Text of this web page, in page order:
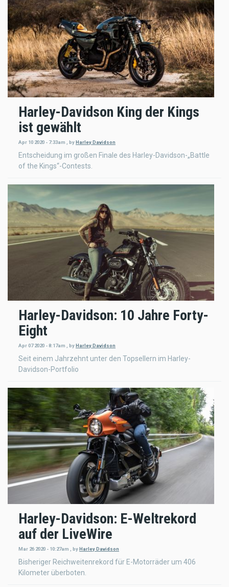
Harley-Davidson King der Kings
ist gewählt
Apr 10 2020 - 7:33am , byHarley Davidson
Entscheidung im großen Finale des Harley-Davidson-„Battle
of the Kings“-Contests.
Harley-Davidson: 10 Jahre Forty-
Eight
Apr 07 2020 - 8:17am , byHarley Davidson
Seit einem Jahrzehnt unter den Topsellern im Harley-
Davidson-Portfolio
Harley-Davidson: E-Weltrekord
auf der LiveWire
Mar 26 2020 - 10:27am , by Harley Davidson
Bisheriger Reichweitenrekord für E-Motorräder um 406
Kilometer überboten.